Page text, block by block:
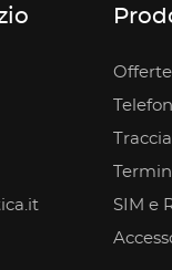
Offerte
SIM e